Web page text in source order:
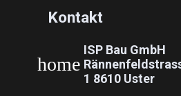
Kontakt
home
ISP Bau GmbH
1 8610 Uster